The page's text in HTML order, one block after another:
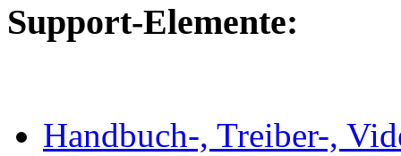
Support-Elemente:
Handbuch-, Treiber-,